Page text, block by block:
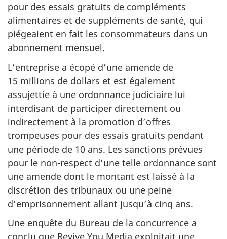
pour des essais gratuits de compléments
alimentaires et de suppléments de santé, qui
piégeaient en fait les consommateurs dans un
abonnement mensuel.
L’entreprise a écopé d’une amende de
15 millions de dollars et est également
assujettie à une ordonnance judiciaire lui
interdisant de participer directement ou
indirectement à la promotion d’offres
trompeuses pour des essais gratuits pendant
une période de 10 ans. Les sanctions prévues
pour le non-respect d’une telle ordonnance sont
une amende dont le montant est laissé à la
discrétion des tribunaux ou une peine
d’emprisonnement allant jusqu’à cinq ans.
Une enquête du Bureau de la concurrence a